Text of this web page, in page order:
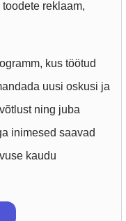
reklaam,
kus töötud
uusi oskusi ja
ning juba
inimesed saavad
kaudu